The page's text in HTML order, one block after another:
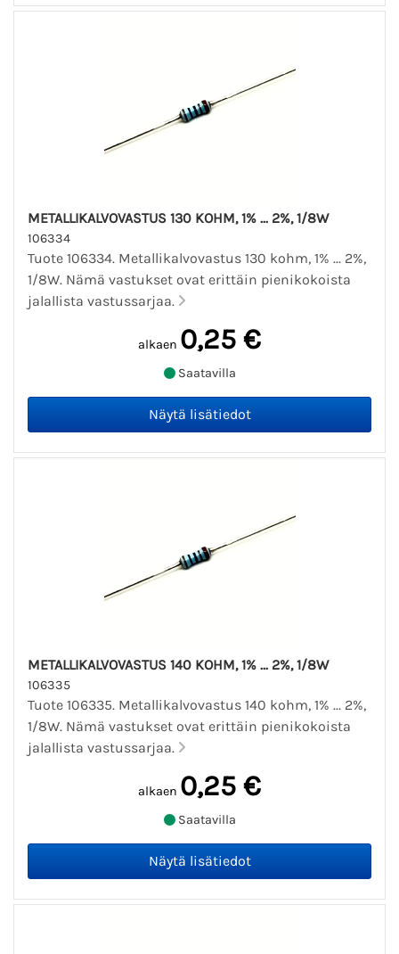
METALLIKALVOVASTUS 130 KOHM, 1% ... 2%, 1/8W
106334
Tuote 106334. Metallikalvovastus 130 kohm, 1% ... 2%,
1/8W. Nämä vastukset ovat erittäin pienikokoista
jalallista vastussarjaa.
alkaen 0,25 €
Saatavilla
METALLIKALVOVASTUS 140 KOHM, 1% ... 2%, 1/8W
106335
Tuote 106335. Metallikalvovastus 140 kohm, 1% ... 2%,
1/8W. Nämä vastukset ovat erittäin pienikokoista
jalallista vastussarjaa.
alkaen 0,25 €
Saatavilla